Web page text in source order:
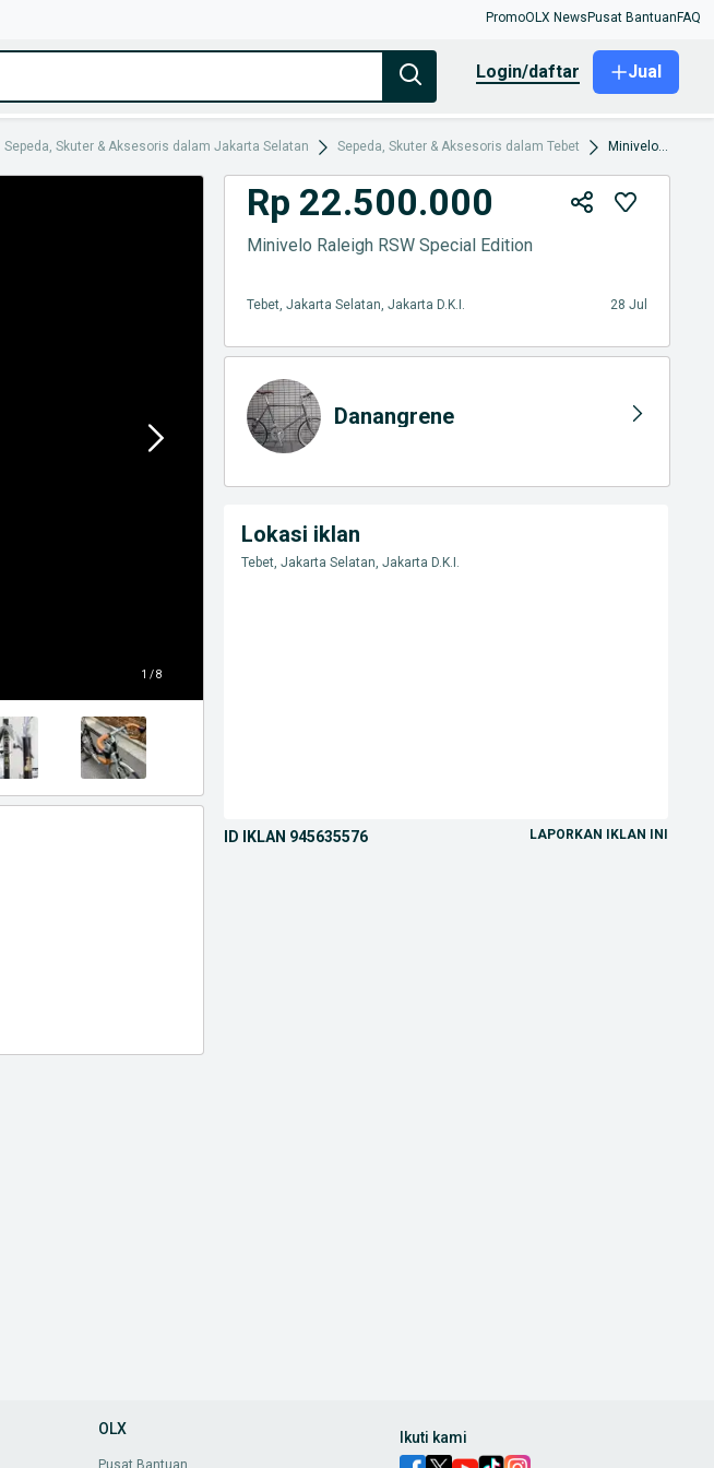
PromoOLX News Pusat Bantuan FAQ
login/daftar Jual
Sepeda, Skuter & Aksesoris dalam Jakarta Selatan Sepeda, Skuter & Aksesoris dalam Tebet Minivelo Raleigh RSW Special Edition
1 / 8
Rp 22.500.000
Minivelo Raleigh RSW Special Edition
Tebet, Jakarta Selatan, Jakarta D.K.I. 28 Jul
Danangrene
Lokasi iklan
Tebet, Jakarta Selatan, Jakarta D.K.I.
ID IKLAN 945635576 LAPORKAN IKLAN INI
OLX
Pusat Bantuan
Ikuti kami